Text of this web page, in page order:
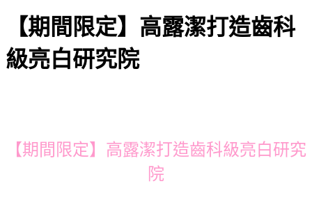
【期間限定】高露潔打造齒科
級亮白研究院
【期間限定】高露潔打造齒科級亮白研究
院